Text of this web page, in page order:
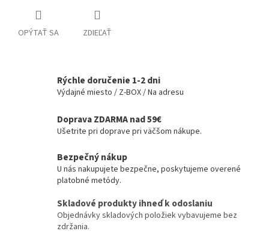
OPÝTAŤ SA ZDIEĽAŤ
Rýchle doručenie 1-2 dni
Výdajné miesto / Z-BOX / Na adresu
Doprava ZDARMA nad 59€
Ušetrite pri doprave pri väčšom nákupe.
Bezpečný nákup
U nás nakupujete bezpečne, poskytujeme overené
platobné metódy.
Skladové produkty ihneď k odoslaniu
Objednávky skladových položiek vybavujeme bez
zdržania.